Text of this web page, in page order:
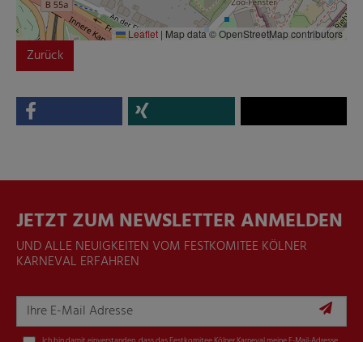
Leaflet | Map data © OpenStreetMap contributors
Zurück
JETZT ZUM NEWSLETTER ANMELDEN
UND ALLE NEUIGKEITEN VOM FESTKOMITEE KÖLNER
KARNEVAL ERFAHREN